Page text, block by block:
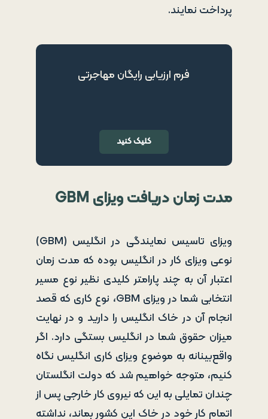
پرداخت نمایند.
فرم ارزیابی رایگان مهاجرتی
کلیک کنید
مدت زمان دریافت ویزای GBM
ویزای تاسیس نمایندگی در انگلیس (GBM)
نوعی ویزای کار در انگلیس بوده که مدت زمان
اعتبار آن به چند پارامتر کلیدی نظیر نوع مسیر
انتخابی شما در ویزای GBM، نوع کاری که قصد
انجام آن در خاک انگلیس را دارید و در نهایت
میزان حقوق شما در انگلیس بستگی دارد. اگر
واقع‌بینانه به موضوع ویزای کاری انگلیس نگاه
کنیم، متوجه خواهیم شد که دولت انگلستان
چندان تمایلی به این که نیروی کار خارجی پس از
اتمام کار خود در خاک این کشور بماند، نداشته